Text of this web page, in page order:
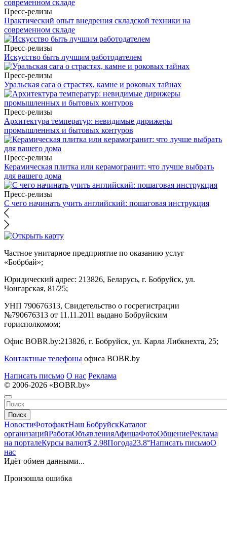
Пресс-релизы
Практический опыт внедрения складской техники на
современном складе
Пресс-релизы
Искусство быть лучшим работодателем
Пресс-релизы
Уральская сага о страстях, камне и роковых тайнах
Пресс-релизы
Архитектура температур: невидимые дирижеры
промышленных и бытовых контуров
Пресс-релизы
Керамическая плитка или керамогранит: что лучше выбрать
для вашего дома
Пресс-релизы
С чего начинать учить английский: пошаговая инструкция
Частное унитарное предприятие по оказанию услуг
«Бобрбай»;
Юридический адрес: 213826, Беларусь, г. Бобруйск, ул.
Чонгарская, 81/25;
УНП 790676313, Свидетельство о госрегистрации
№790676313 от 11.11.2011 выдано Бобруйским
горисполкомом;
Офис BOBR.by:213826, г. Бобруйск, ул. Карла Либкнехта, 25;
Контактные телефоны офиса BOBR.by
Написать письмо О нас Реклама
© 2006-2026 «BOBR.by»
Поиск
НовостиФотофактНаш БобруйскКаталог
организацийРаботаОбъявленияАфишаФотоОбщениеРеклама
на порталеКурсы валют$ 2.98Погода23.8°Написать письмоО
нас
Идёт обмен данными...
Произошла ошибка